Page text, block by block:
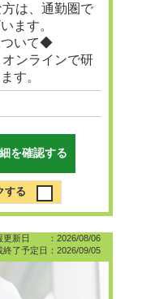
は、通勤圏で
ます。
いて◆
ンラインで研
す。
を確認する
する
更新日 ：2026/08/06
終了予定日：2026/09/05